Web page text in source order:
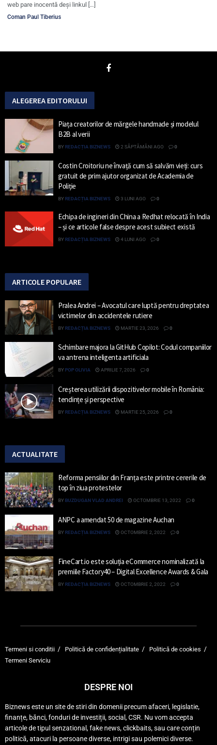
web pare inocentă deși linkul […]
Coman Paul Tiberius
ALEGEREA EDITORULUI
Piața creatorilor de mărgele handmade și modelul
B2B al verii
BYREDACȚIA BIZNEWS 2 SĂPTĂMÂNI AGO 0
Costin Croitoriu ne învață cum să salvăm vieți: curs
gratuit de prim ajutor organizat de Academia de
Poliție
BY REDACȚIA BIZNEWS 3 LUNI AGO 0
Echipa de ingineri din China a Redhat relocată în India
– și ce articole false despre acest subiect există
BY REDACȚIA BIZNEWS 4 LUNI AGO 0
ARTICOLE POPULARE
Pralea Andrei – Avocatul care luptă pentru dreptatea
victimelor din accidentele rutiere
BYREDACȚIA BIZNEWS MARTIE 23, 2026 0
Schimbare majora la GitHub Copilot: Codul companiilor
va antrena inteligenta artificiala
BY POP OLIVIA APRILIE 7, 2026 0
Creșterea utilizării dispozitivelor mobile în România:
tendințe și perspective
BYREDACȚIA BIZNEWS MARTIE 25, 2026 0
ACTUALITATE
Reforma pensiilor din Franța este printre cererile de
top în ziua protestelor
BY BUZDUGAN VLAD ANDREI OCTOMBRIE 13, 2022 0
ANPC a amendat 50 de magazine Auchan
BYREDACȚIA BIZNEWS OCTOMBRIE 2, 2022 0
FineCart.io este soluția eCommerce nominalizată la
premiile Factory40 – Digital Excellence Awards & Gala
BY REDACȚIA BIZNEWS OCTOMBRIE 2, 2022 0
Termeni si conditii Politică de confidențialitate
Politică de cookies
Termeni Serviciu
DESPRE NOI
Biznews este un site de stiri din domenii precum afaceri, legislatie,
finanțe, bănci, fonduri de investiții, social, CSR. Nu vom accepta
articole de tipul senzational, fake news, clickbaits, sau care conțin
politică, atacuri la persoane diverse, intrigi sau polemici diverse.